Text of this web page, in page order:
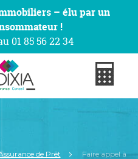
– élu par un
!
01 85 56 22 34
de Prêt
Faire appel à